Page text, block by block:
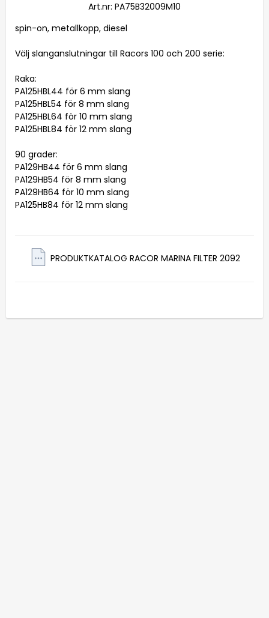
Art.nr: PA75B32009M10
spin-on, metallkopp, diesel
Välj slanganslutningar till Racors 100 och 200 serie:
Raka:
PA125HBL44 för 6 mm slang
PA125HBL54 för 8 mm slang
PA125HBL64 för 10 mm slang
PA125HBL84 för 12 mm slang
90 grader:
PA129HB44 för 6 mm slang
PA129HB54 för 8 mm slang
PA129HB64 för 10 mm slang
PA125HB84 för 12 mm slang
PRODUKTKATALOG RACOR MARINA FILTER 2092